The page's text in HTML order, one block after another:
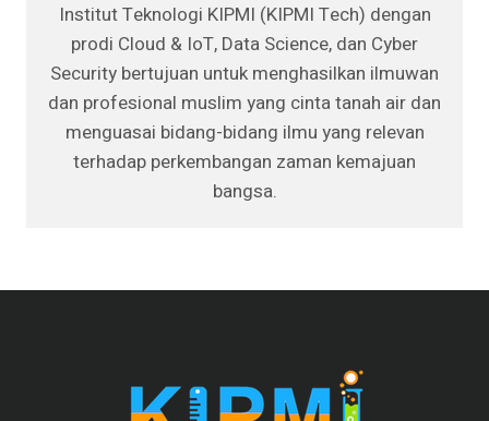
Institut Teknologi KIPMI (KIPMI Tech) dengan
prodi Cloud & IoT, Data Science, dan Cyber
Security bertujuan untuk menghasilkan ilmuwan
dan profesional muslim yang cinta tanah air dan
menguasai bidang-bidang ilmu yang relevan
terhadap perkembangan zaman kemajuan
bangsa.